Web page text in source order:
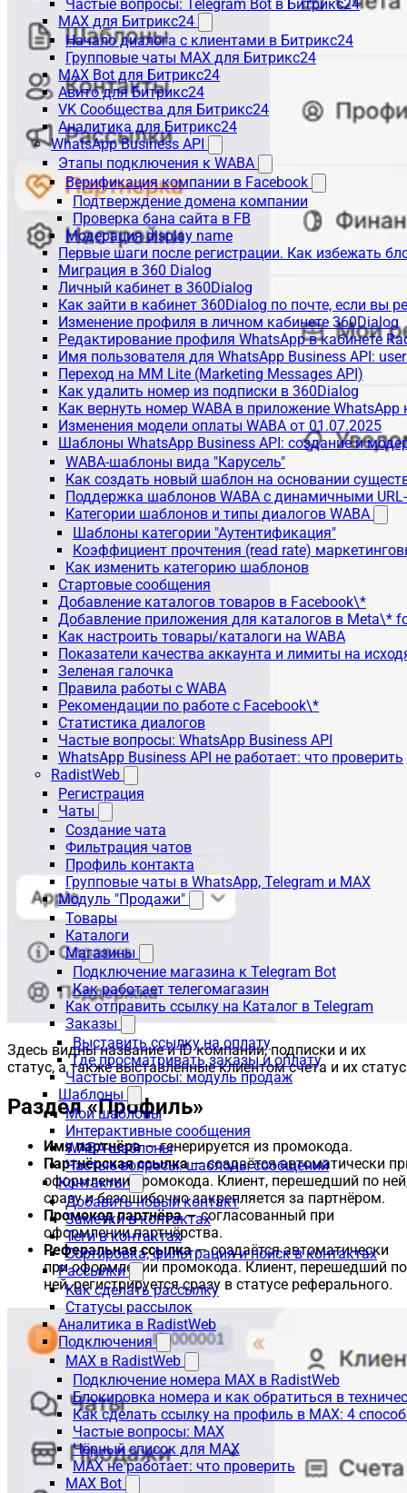
Частые вопросы: Telegram Bot в Битрикс24
MAX для Битрикс24
Начало диалога с клиентами в Битрикс24
Групповые чаты MAX для Битрикс24
MAX Bot для Битрикс24
Авито для Битрикс24
VK Сообщества для Битрикс24
Аналитика для Битрикс24
WhatsApp Business API
Этапы подключения к WABA
Верификация компании в Facebook
Подтверждение домена компании
Проверка бана сайта в FB
Модерация display name
Первые шаги после регистрации. Как избежать
Миграция в 360 Dialog
Личный кабинет в 360Dialog
Как зайти в кабинет 360Dialog по почте, если вы
Изменение профиля в личном кабинете 360Dialog
Редактирование профиля WhatsApp в кабинете
Имя пользователя для WhatsApp Business API:
Переход на MM Lite (Marketing Messages API)
Как удалить номер из подписки в 360Dialog
Как вернуть номер WABA в приложение WhatsApp
Изменения модели оплаты WABA от 01.07.2025
Шаблоны WhatsApp Business API: создание и
WABA-шаблоны вида "Карусель"
Как создать новый шаблон на основании
Поддержка шаблонов WABA с динамичными
Категории шаблонов и типы диалогов WABA
Шаблоны категории "Аутентификация"
Коэффициент прочтения (read rate)
Как изменить категорию шаблонов
Стартовые сообщения
Добавление каталогов товаров в Facebook\*
Добавление приложения для каталогов в Meta\*
Как настроить товары/каталоги на WABA
Показатели качества аккаунта и лимиты на
Зеленая галочка
Правила работы с WABA
Рекомендации по работе с Facebook\*
Статистика диалогов
Частые вопросы: WhatsApp Business API
WhatsApp Business API не работает: что проверить
RadistWeb
Регистрация
Чаты
Создание чата
Фильтрация чатов
Профиль контакта
Групповые чаты в WhatsApp, Telegram и MAX
Модуль "Продажи"
Товары
Каталоги
Магазины
Подключение магазина к Telegram Bot
Как работает телегомагазин
Как отправить ссылку на Каталог в Telegram
Заказы
Выставить ссылку на оплату
Где просматривать заказы и оплату
Частые вопросы: модуль продаж
Шаблоны
Мои шаблоны
Интерактивные сообщения
WABA-шаблоны
Частые вопросы: шаблоны сообщений
Контакты
Добавить новый контакт
Заметки в контактах
Теги в контактах
Сортировка, фильтрация и поиск в контактах
Рассылки
Как сделать рассылку
Статусы рассылок
Аналитика в RadistWeb
Подключения
MAX в RadistWeb
Подключение номера MAX в RadistWeb
Блокировка номера и как обратиться в
Как сделать ссылку на профиль в MAX: 4
Частые вопросы: MAX
Чёрный список для MAX
MAX не работает: что проверить
MAX Bot
Здесь видны название и ID компании, подписки и их
статус, а также выставленные клиентом счета и их
Раздел «Профиль»
Имя партнёра— генерируется из промокода.
Партнёрская ссылка— создаётся автоматически
оформлении промокода. Клиент, перешедший по
сразу и безошибочно закрепляется за партнёром.
Промокод партнёра— согласованный при
оформлении партнёрства.
Реферальная ссылка— создаётся автоматически
при оформлении промокода. Клиент, перешедший по
ней, регистрируется сразу в статусе реферального.